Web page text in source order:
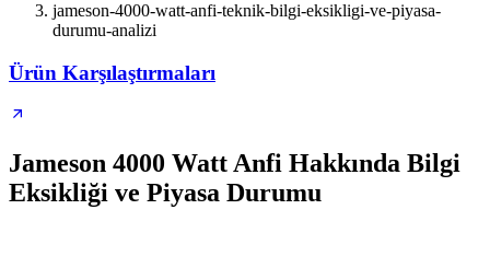
jameson-4000-watt-anfi-teknik-bilgi-eksikligi-ve-piyasa-
durumu-analizi
Ürün Karşılaştırmaları
Jameson 4000 Watt Anfi Hakkında Bilgi
Eksikliği ve Piyasa Durumu